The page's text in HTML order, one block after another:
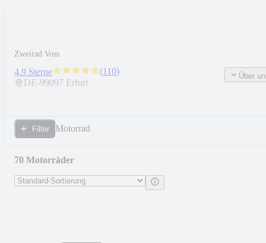
Zweirad Voss
4.9 Sterne (110)
DE-99097 Erfurt
Über
Filter Motorrad
70 Motorräder